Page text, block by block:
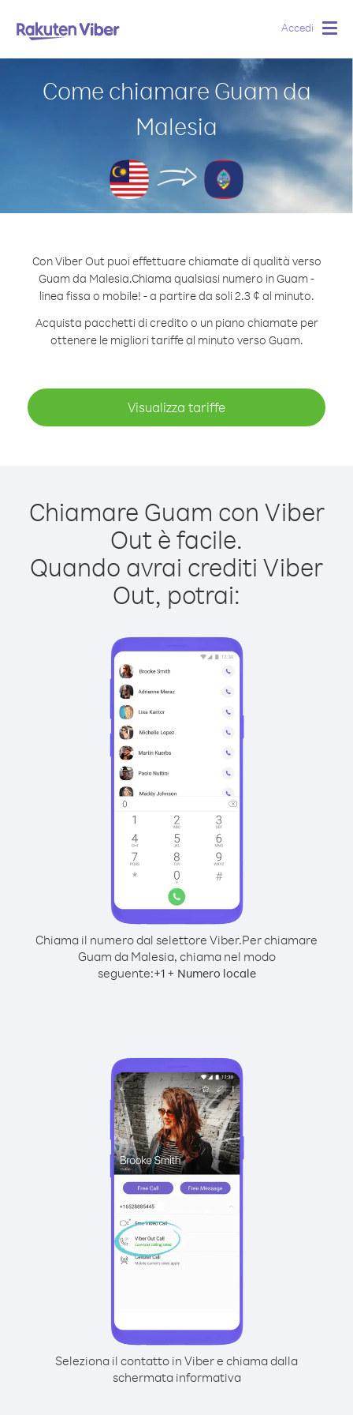
Accedi
Come chiamare Guam da
Malesia
Con Viber Out puoi effettuare chiamate di qualità verso
Guam da Malesia.Chiama qualsiasi numero in Guam -
linea fissa o mobile! - a partire da soli 2.3 ¢ al minuto.
Acquista pacchetti di credito o un piano chiamate per
ottenere le migliori tariffe al minuto verso Guam.
Visualizza tariffe
Chiamare Guam con Viber
Out è facile.
Quando avrai crediti Viber
Out, potrai:
Chiama il numero dal selettore Viber.Per chiamare
Guam da Malesia, chiama nel modo
seguente:+1+ Numero locale
Seleziona il contatto in Viber e chiama dalla
schermata informativa